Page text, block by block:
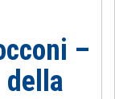
–
della